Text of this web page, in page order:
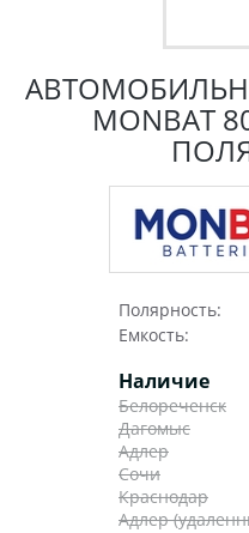
MONBAT
Полярность:
Емкость:
Наличие
Белореченск
Дагомыс
Адлер
Сочи
Краснодар
Адлер